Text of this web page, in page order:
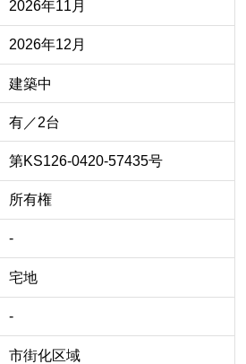
2026年11月
2026年12月
建築中
有／2台
第KS126-0420-57435号
所有権
-
宅地
-
市街化区域